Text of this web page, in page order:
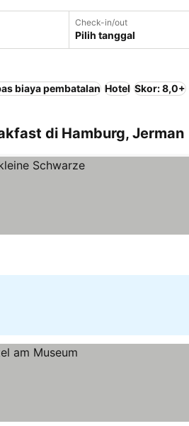
Check-in/out
Pilih tanggal
biaya pembatalan Hotel Skor: 8,0+
di Hamburg, Jerman